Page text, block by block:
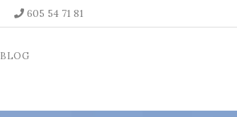
605 54 71 81
BLOG